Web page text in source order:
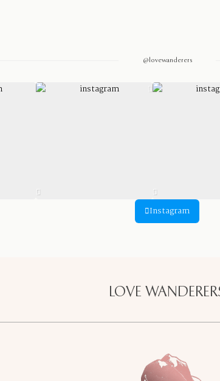
@lovewanderers
Instagram
LOVE